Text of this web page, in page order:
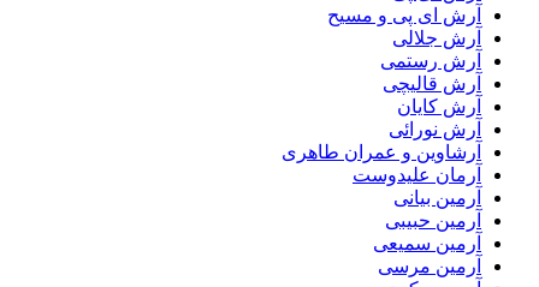
آرش ای پی و مسیح
آرش جلالی
آرش رستمی
آرش قالیچی
آرش کایان
آرش نورائی
آرشاوین و عمران طاهری
آرمان علیدوست
آرمین بیانی
آرمین حبیبی
آرمین سمیعی
آرمین مرسی